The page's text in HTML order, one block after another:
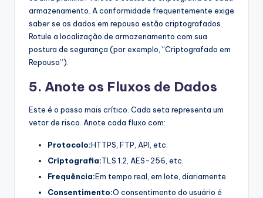
armazenamento. A conformidade frequentemente exige
saber se os dados em repouso estão criptografados.
Rotule a localização de armazenamento com sua
postura de segurança (por exemplo, “Criptografado em
Repouso”).
5. Anote os Fluxos de Dados
Este é o passo mais crítico. Cada seta representa um
vetor de risco. Anote cada fluxo com:
Protocolo:HTTPS, FTP, API, etc.
Criptografia:TLS 1.2, AES-256, etc.
Frequência:Em tempo real, em lote, diariamente.
Consentimento:O consentimento do usuário é